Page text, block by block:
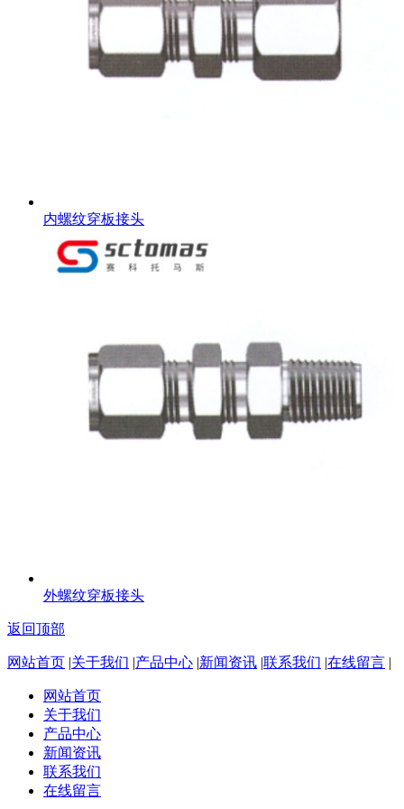
内螺纹穿板接头
外螺纹穿板接头
返回顶部
网站首页 |关于我们 |产品中心 |新闻资讯 |联系我们 |在线留言 |
网站首页
关于我们
产品中心
新闻资讯
联系我们
在线留言